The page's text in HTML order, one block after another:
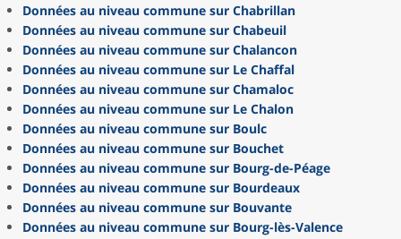
Données au niveau commune sur Chabrillan
Données au niveau commune sur Chabeuil
Données au niveau commune sur Chalancon
Données au niveau commune sur Le Chaffal
Données au niveau commune sur Chamaloc
Données au niveau commune sur Le Chalon
Données au niveau commune sur Boulc
Données au niveau commune sur Bouchet
Données au niveau commune sur Bourg-de-Péage
Données au niveau commune sur Bourdeaux
Données au niveau commune sur Bouvante
Données au niveau commune sur Bourg-lès-Valence